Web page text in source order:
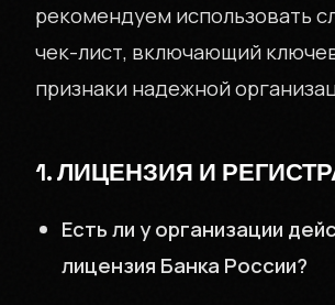
рекомендуем использовать
чек-лист, включающий
признаки надежной
1. ЛИЦЕНЗИЯ И
Есть ли у организации
лицензия Банка России?